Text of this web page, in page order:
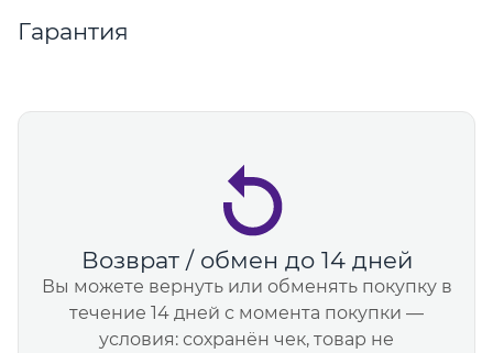
Гарантия
Возврат / обмен до 14 дней
Вы можете вернуть или обменять покупку в
течение 14 дней с момента покупки —
условия: сохранён чек, товар не